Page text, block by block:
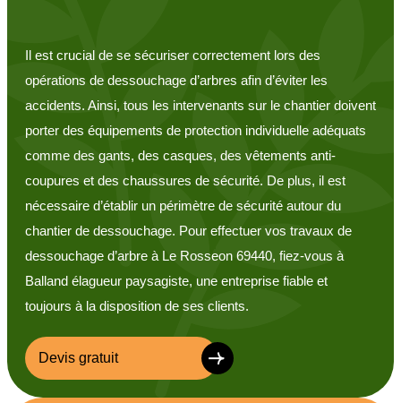
Il est crucial de se sécuriser correctement lors des
opérations de dessouchage d’arbres afin d’éviter les
accidents. Ainsi, tous les intervenants sur le chantier doivent
porter des équipements de protection individuelle adéquats
comme des gants, des casques, des vêtements anti-
coupures et des chaussures de sécurité. De plus, il est
nécessaire d’établir un périmètre de sécurité autour du
chantier de dessouchage. Pour effectuer vos travaux de
dessouchage d’arbre à Le Rosseon 69440, fiez-vous à
Balland élagueur paysagiste, une entreprise fiable et
toujours à la disposition de ses clients.
Devis gratuit